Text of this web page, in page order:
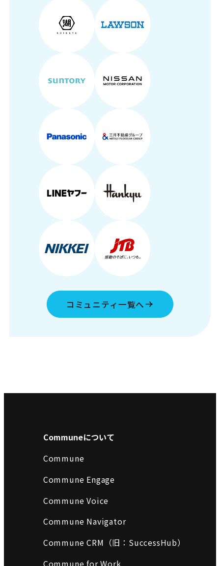
コミュニティ一覧へ
Communeについて
Commune
Commune Engage
Commune Voice
Commune Navigator
Commune CRM（旧：SuccessHub）